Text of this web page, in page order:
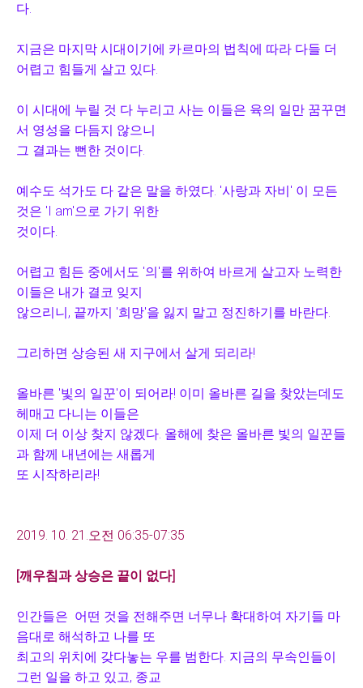
다.
지금은 마지막 시대이기에 카르마의 법칙에 따라 다들 더
어렵고 힘들게 살고 있다.
이 시대에 누릴 것 다 누리고 사는 이들은 육의 일만 꿈꾸면
서 영성을 다듬지 않으니
그 결과는 뻔한 것이다.
예수도 석가도 다 같은 말을 하였다. '사랑과 자비' 이 모든
것은 'I am'으로 가기 위한
것이다.
어렵고 힘든 중에서도 '의'를 위하여 바르게 살고자 노력한
이들은 내가 결코 잊지
않으리니, 끝까지 '희망'을 잃지 말고 정진하기를 바란다.
그리하면 상승된 새 지구에서 살게 되리라!
올바른 '빛의 일꾼'이 되어라! 이미 올바른 길을 찾았는데도
헤매고 다니는 이들은
이제 더 이상 찾지 않겠다. 올해에 찾은 올바른 빛의 일꾼들
과 함께 내년에는 새롭게
또 시작하리라!
2019. 10. 21.오전 06:35-07:35
[깨우침과 상승은 끝이 없다]
인간들은 어떤 것을 전해주면 너무나 확대하여 자기들 마
음대로 해석하고 나를 또
최고의 위치에 갖다놓는 우를 범한다. 지금의 무속인들이
그런 일을 하고 있고, 종교